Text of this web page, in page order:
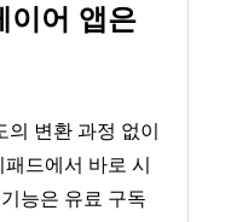
이어 앱은
의 변환 과정 없이
드에서 바로 시
능은 유료 구독